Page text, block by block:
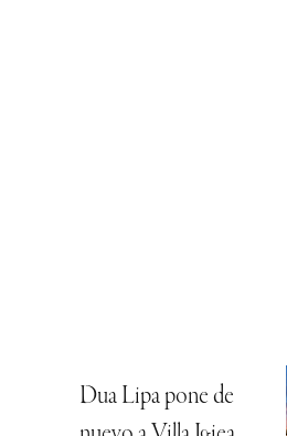
Dua Lipa pone de